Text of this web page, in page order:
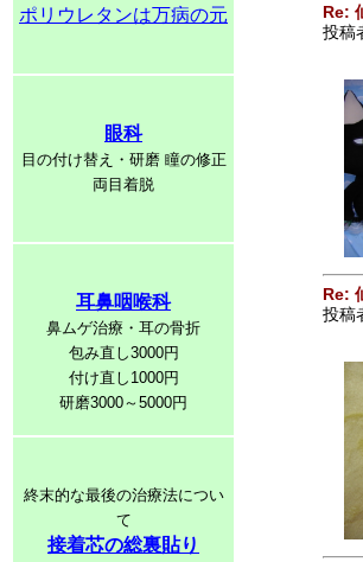
ポリウレタンは万病の元
眼科
目の付け替え・研磨 瞳の修正
両目着脱
耳鼻咽喉科
鼻ムゲ治療・耳の骨折
包み直し3000円
付け直し1000円
研磨3000～5000円
終末的な最後の治療法につい
て
接着芯の総裏貼り
Re:
投稿
Re:
投稿